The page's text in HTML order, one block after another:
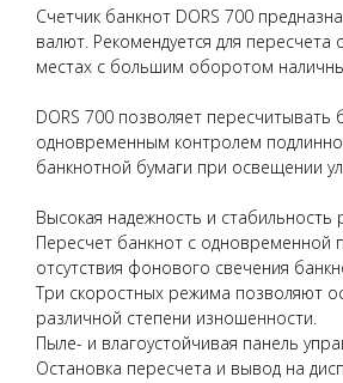
Счетчик банкнот DORS 700
валют. Рекомендуется для
местах с большим оборотом
DORS 700 позволяет
одновременным контролем
банкнотной бумаги при освещении
Высокая надежность и стабильность
Пересчет банкнот с одновременной
отсутствия фонового свечения
Три скоростных режима позволяют
различной степени изношенности.
Пыле- и влагоустойчивая панель
Остановка пересчета и вывод на